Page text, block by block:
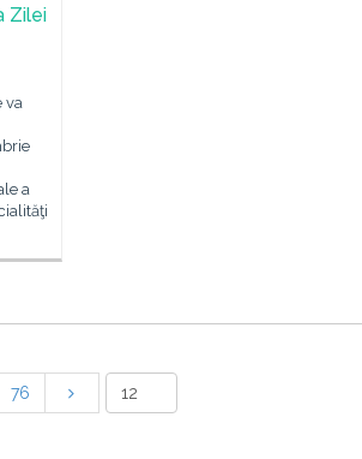
Zilei
va
a
76